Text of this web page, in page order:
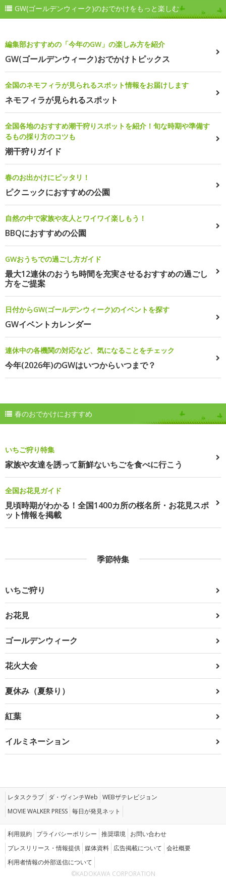
GW(ゴールデンウィーク)のおでかけをもっと楽しむ
編集部おすすめの「今年のGW」の楽しみ方を紹介
GW(ゴールデンウィーク)おでかけトピックス
全国のネモフィラが見られるスポット情報をお届けします
ネモフィラが見られるスポット
全国各地のおすすめ潮干狩りスポットを紹介！旬な時期や準備す
るもの採り方のコツも
潮干狩りガイド
春のお出かけにピッタリ！
ピクニックにおすすめの公園
自然の中で家族や友人とワイワイ楽しもう！
BBQにおすすめの公園
GWおうちでの過ごし方ガイド
最大12連休のおうち時間を充実させるおすすめの過ごし
方をご提案
日付からGW(ゴールデンウィーク)のイベントを探す
GWイベントカレンダー
連休中の各機関の対応など、気になることをチェック
今年(2026年)のGWはいつからいつまで？
春のおでかけにおすすめ
いちご狩り特集
家族や友達を誘って新鮮ないちごを食べに行こう
全国お花見ガイド
見頃時期がわかる！全国1400カ所の桜名所・お花見スポ
ット情報を掲載
季節特集
いちご狩り
お花見
ゴールデンウィーク
花火大会
夏休み（夏祭り）
紅葉
イルミネーション
レタスクラブ ダ・ヴィンチWeb WEBザテレビジョン
MOVIE WALKER PRESS 毎日が発見ネット
利用規約 プライバシーポリシー 推奨環境 お問い合わせ
プレスリリース・情報提供 媒体資料 広告掲載について 会社概要
利用者情報の外部送信について
©KADOKAWA CORPORATION